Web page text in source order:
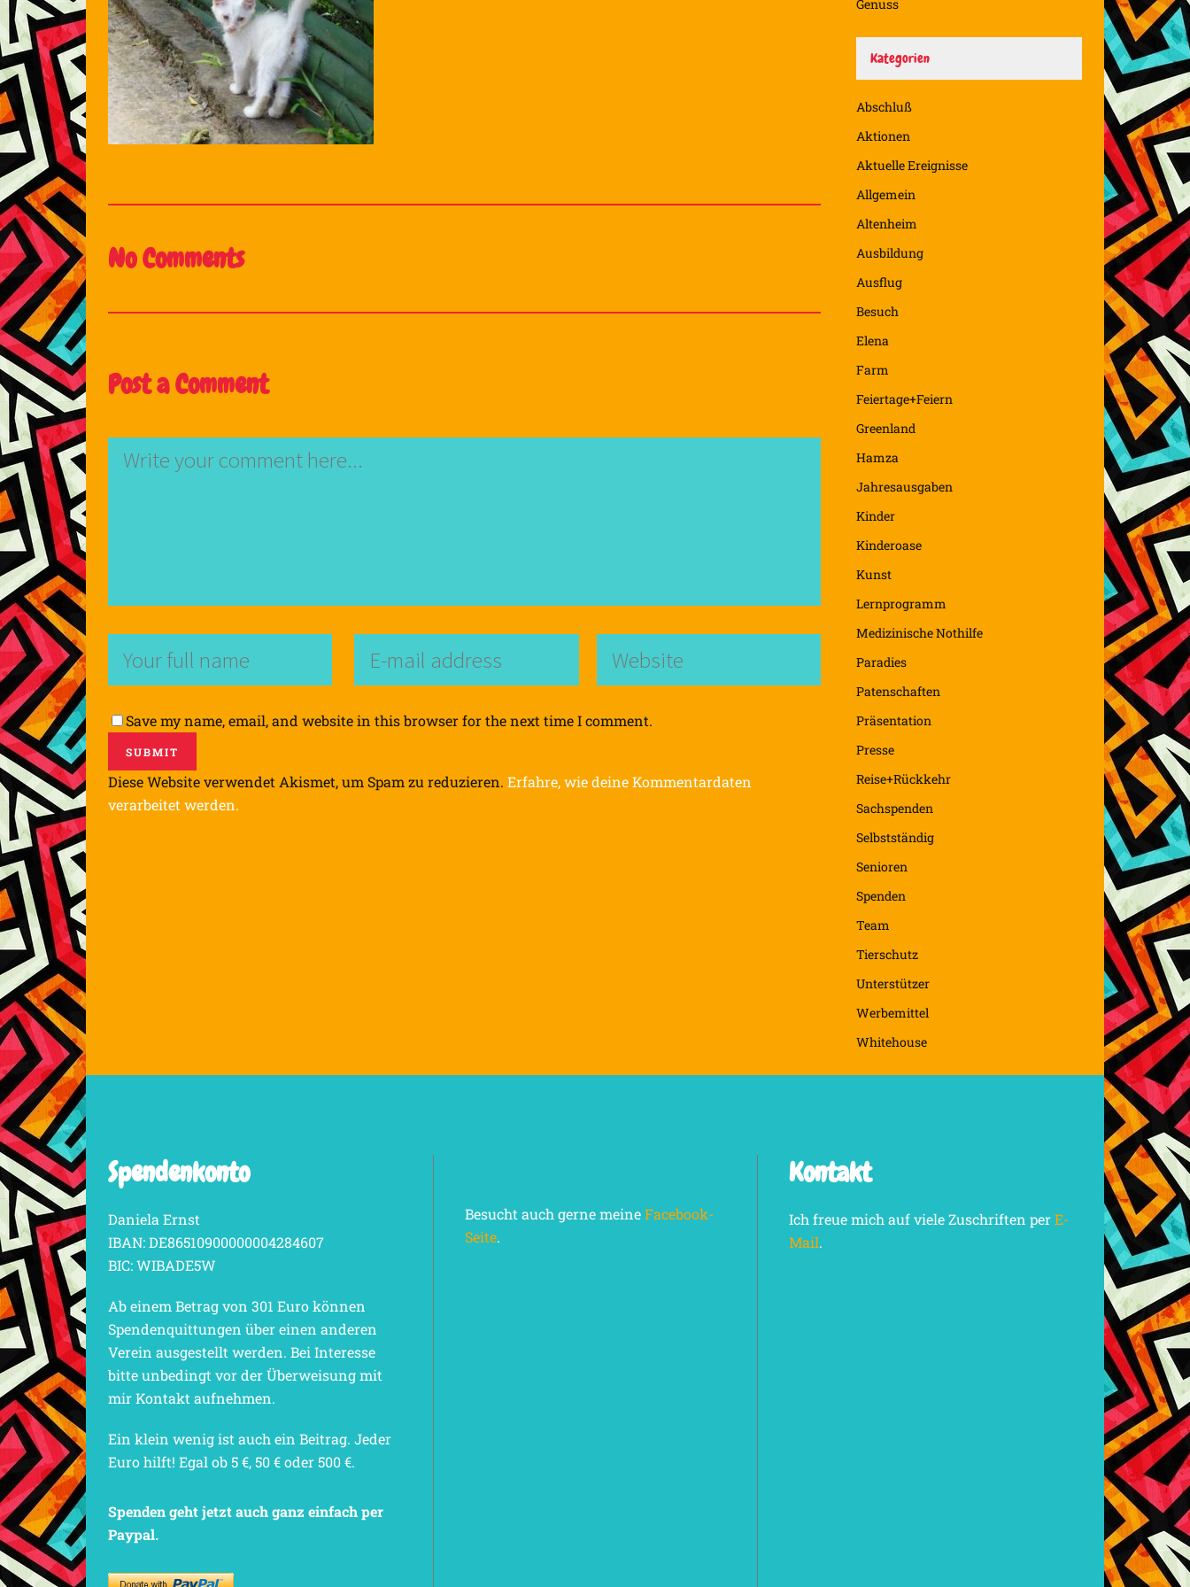
No Comments
Post a Comment
Save my name, email, and website in this browser for the next time I comment.
Diese Website verwendet Akismet, um Spam zu reduzieren. Erfahre, wie deine Kommentardaten
verarbeitet werden.
Genuss
Kategorien
Abschluß
Aktionen
Aktuelle Ereignisse
Allgemein
Altenheim
Ausbildung
Ausflug
Besuch
Elena
Farm
Feiertage+Feiern
Greenland
Hamza
Jahresausgaben
Kinder
Kinderoase
Kunst
Lernprogramm
Medizinische Nothilfe
Paradies
Patenschaften
Präsentation
Presse
Reise+Rückkehr
Sachspenden
Selbstständig
Senioren
Spenden
Team
Tierschutz
Unterstützer
Werbemittel
Whitehouse
Spendenkonto
Daniela Ernst
IBAN: DE86510900000004284607
BIC: WIBADE5W
Ab einem Betrag von 301 Euro können
Spendenquittungen über einen anderen
Verein ausgestellt werden. Bei Interesse
bitte unbedingt vor der Überweisung mit
mir Kontakt aufnehmen.
Ein klein wenig ist auch ein Beitrag. Jeder
Euro hilft! Egal ob 5 €, 50 € oder 500 €.
Spenden geht jetzt auch ganz einfach per
Paypal.
Besucht auch gerne meineFacebook-
Seite.
Kontakt
Ich freue mich auf viele Zuschriften perE-
Mail.